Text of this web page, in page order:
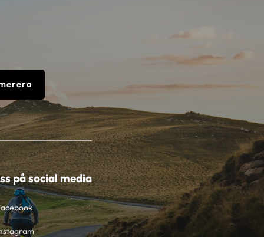
på social media